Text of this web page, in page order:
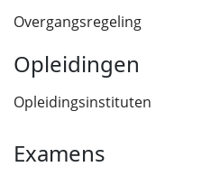
Overgangsregeling
Opleidingen
Opleidingsinstituten
Examens